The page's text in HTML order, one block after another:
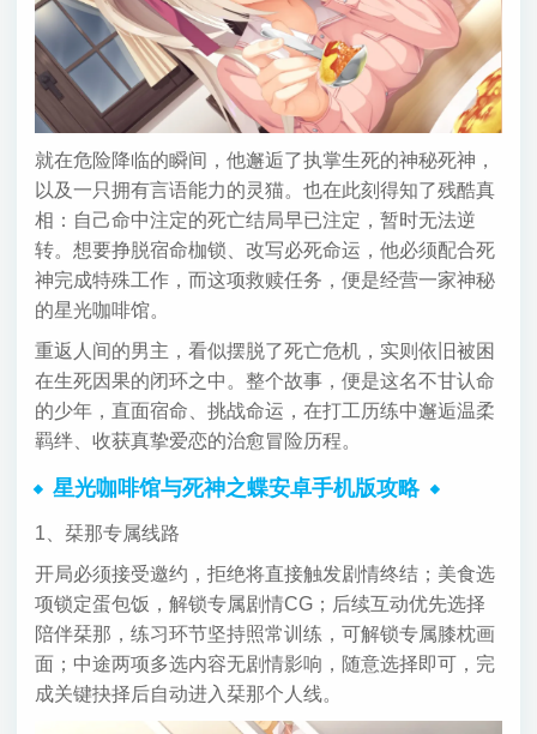
就在危险降临的瞬间，他邂逅了执掌生死的神秘死神，
以及一只拥有言语能力的灵猫。也在此刻得知了残酷真
相：自己命中注定的死亡结局早已注定，暂时无法逆
转。想要挣脱宿命枷锁、改写必死命运，他必须配合死
神完成特殊工作，而这项救赎任务，便是经营一家神秘
的星光咖啡馆。
重返人间的男主，看似摆脱了死亡危机，实则依旧被困
在生死因果的闭环之中。整个故事，便是这名不甘认命
的少年，直面宿命、挑战命运，在打工历练中邂逅温柔
羁绊、收获真挚爱恋的治愈冒险历程。
星光咖啡馆与死神之蝶安卓手机版攻略
1、栞那专属线路
开局必须接受邀约，拒绝将直接触发剧情终结；美食选
项锁定蛋包饭，解锁专属剧情CG；后续互动优先选择
陪伴栞那，练习环节坚持照常训练，可解锁专属膝枕画
面；中途两项多选内容无剧情影响，随意选择即可，完
成关键抉择后自动进入栞那个人线。